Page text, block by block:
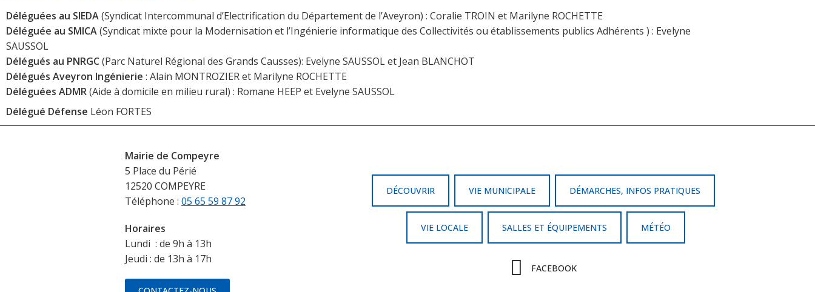
Déléguées au SIEDA(Syndicat Intercommunal d’Electrification du Département de l’Aveyron) : Coralie TROIN et Marilyne ROCHETTE
Déléguée au SMICA(Syndicat mixte pour la Modernisation et l’Ingénierie informatique des Collectivités ou établissements publics Adhérents ) : Evelyne
SAUSSOL
Délégués au PNRGC(Parc Naturel Régional des Grands Causses): Evelyne SAUSSOL et Jean BLANCHOT
Délégués Aveyron Ingénierie : Alain MONTROZIER et Marilyne ROCHETTE
Déléguées ADMR(Aide à domicile en milieu rural) : Romane HEEP et Evelyne SAUSSOL
Délégué Défense Léon FORTES
Mairie de Compeyre
5 Place du Périé
12520 COMPEYRE
Téléphone : 05 65 59 87 92
Horaires
Lundi : de 9h à 13h
Jeudi : de 13h à 17h
DÉCOUVRIR VIE MUNICIPALE DÉMARCHES, INFOS PRATIQUES
VIE LOCALE SALLES ET ÉQUIPEMENTS MÉTÉO
FACEBOOK